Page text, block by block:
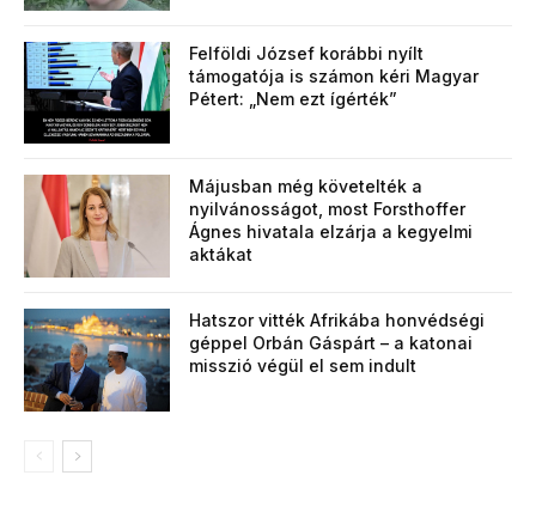
Felföldi József korábbi nyílt
támogatója is számon kéri Magyar
Pétert: „Nem ezt ígérték”
Májusban még követelték a
nyilvánosságot, most Forsthoffer
Ágnes hivatala elzárja a kegyelmi
aktákat
Hatszor vitték Afrikába honvédségi
géppel Orbán Gáspárt – a katonai
misszió végül el sem indult